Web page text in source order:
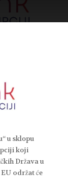
u sklopu
koji
Država u
održat će